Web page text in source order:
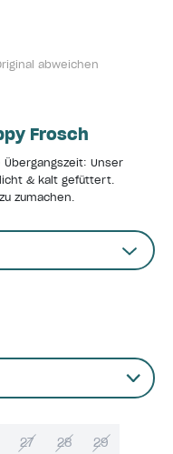
abweichen
Frosch
Unser
& kalt gefüttert.
zumachen.
27 28 29